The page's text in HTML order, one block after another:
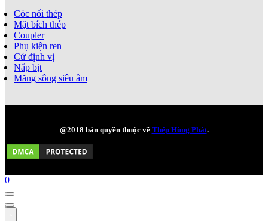
Cóc nối thép
Mặt bích thép
Coupler
Phụ kiện ren
Cử định vị
Nắp bịt
Măng sông siêu âm
@2018 bản quyền thuộc về Thép Hùng Phát.
0